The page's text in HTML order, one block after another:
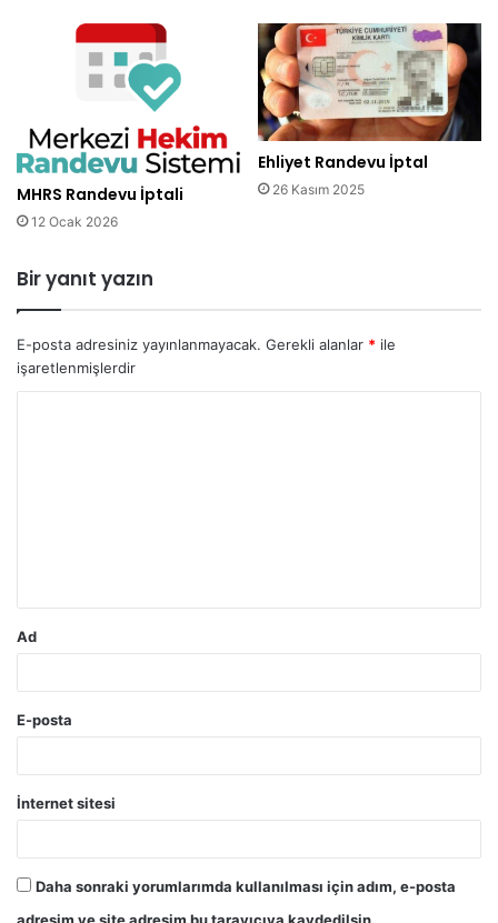
MHRS Randevu İptali
12 Ocak 2026
Ehliyet Randevu İptal
26 Kasım 2025
Bir yanıt yazın
E-posta adresiniz yayınlanmayacak. Gerekli alanlar * ile
işaretlenmişlerdir
Ad
E-posta
İnternet sitesi
Daha sonraki yorumlarımda kullanılması için adım, e-posta
adresim ve site adresim bu tarayıcıya kaydedilsin.